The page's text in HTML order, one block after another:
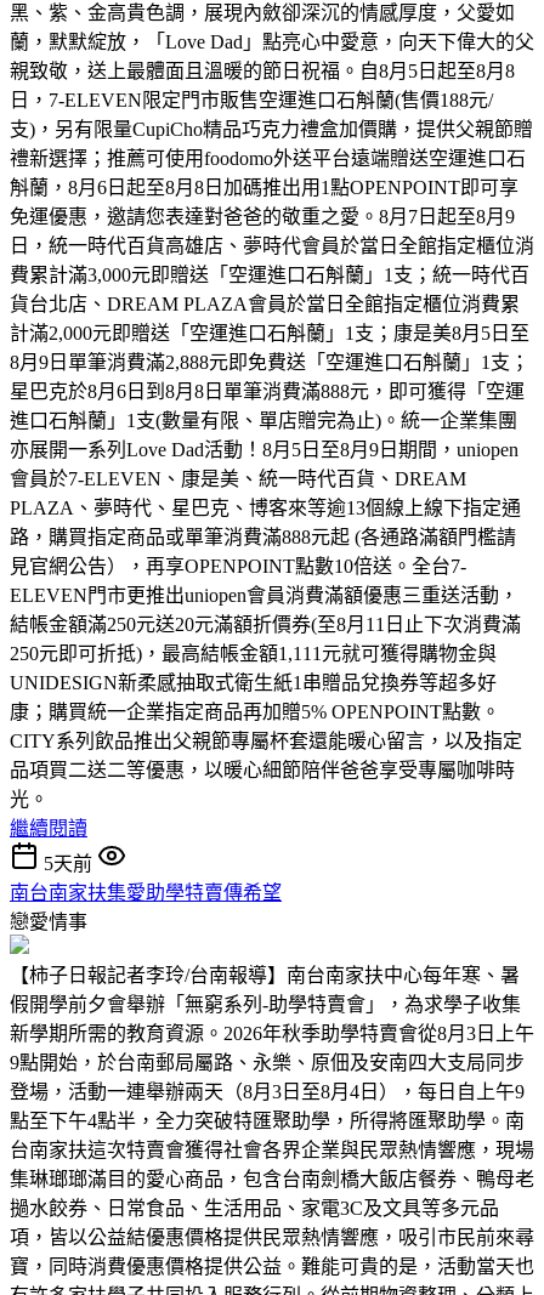
黑、紫、金高貴色調，展現內斂卻深沉的情感厚度，父愛如
蘭，默默綻放，「Love Dad」點亮心中愛意，向天下偉大的父
親致敬，送上最體面且溫暖的節日祝福。自8月5日起至8月8
日，7-ELEVEN限定門市販售空運進口石斛蘭(售價188元/
支)，另有限量CupiCho精品巧克力禮盒加價購，提供父親節贈
禮新選擇；推薦可使用foodomo外送平台遠端贈送空運進口石
斛蘭，8月6日起至8月8日加碼推出用1點OPENPOINT即可享
免運優惠，邀請您表達對爸爸的敬重之愛。8月7日起至8月9
日，統一時代百貨高雄店、夢時代會員於當日全館指定櫃位消
費累計滿3,000元即贈送「空運進口石斛蘭」1支；統一時代百
貨台北店、DREAM PLAZA會員於當日全館指定櫃位消費累
計滿2,000元即贈送「空運進口石斛蘭」1支；康是美8月5日至
8月9日單筆消費滿2,888元即免費送「空運進口石斛蘭」1支；
星巴克於8月6日到8月8日單筆消費滿888元，即可獲得「空運
進口石斛蘭」1支(數量有限、單店贈完為止)。統一企業集團
亦展開一系列Love Dad活動！8月5日至8月9日期間，uniopen
會員於7-ELEVEN、康是美、統一時代百貨、DREAM
PLAZA、夢時代、星巴克、博客來等逾13個線上線下指定通
路，購買指定商品或單筆消費滿888元起 (各通路滿額門檻請
見官網公告），再享OPENPOINT點數10倍送。全台7-
ELEVEN門市更推出uniopen會員消費滿額優惠三重送活動，
結帳金額滿250元送20元滿額折價券(至8月11日止下次消費滿
250元即可折抵)，最高結帳金額1,111元就可獲得購物金與
UNIDESIGN新柔感抽取式衛生紙1串贈品兌換券等超多好
康；購買統一企業指定商品再加贈5% OPENPOINT點數。
CITY系列飲品推出父親節專屬杯套還能暖心留言，以及指定
品項買二送二等優惠，以暖心細節陪伴爸爸享受專屬咖啡時
光。
繼續閱讀
5天前
南台南家扶集愛助學特賣傳希望
戀愛情事
【柿子日報記者李玲/台南報導】南台南家扶中心每年寒、暑
假開學前夕會舉辦「無窮系列-助學特賣會」，為求學子收集
新學期所需的教育資源。2026年秋季助學特賣會從8月3日上午
9點開始，於台南郵局屬路、永樂、原佃及安南四大支局同步
登場，活動一連舉辦兩天（8月3日至8月4日），每日自上午9
點至下午4點半，全力突破特匯聚助學，所得將匯聚助學。南
台南家扶這次特賣會獲得社會各界企業與民眾熱情響應，現場
集琳瑯瑯滿目的愛心商品，包含台南劍橋大飯店餐券、鴨母老
撾水餃券、日常食品、生活用品、家電3C及文具等多元品
項，皆以公益結優惠價格提供民眾熱情響應，吸引市民前來尋
寶，同時消費優惠價格提供公益。難能可貴的是，活動當天也